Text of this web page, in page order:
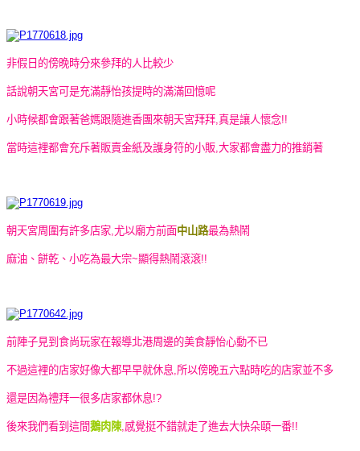
非假日的傍晚時分來參拜的人比較少
話說朝天宮可是充滿靜怡孩提時的滿滿回憶呢
小時候都會跟著爸媽跟隨進香團來朝天宮拜拜,真是讓人懷念!!
當時這裡都會充斥著販賣金紙及護身符的小販,大家都會盡力的推銷著
朝天宮周圍有許多店家,尤以廟方前面中山路最為熱鬧
麻油、餅乾、小吃為最大宗~顯得熱鬧滾滾!!
前陣子見到食尚玩家在報導北港周邊的美食靜怡心動不已
不過這裡的店家好像大都早早就休息,所以傍晚五六點時吃的店家並不多
還是因為禮拜一很多店家都休息!?
後來我們看到這間鵝肉陳 ,感覺挺不錯就走了進去大快朵頤一番!!